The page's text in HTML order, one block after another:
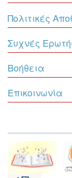
Πολιτικές
Συχνές
Βοήθεια
Επικοινωνία